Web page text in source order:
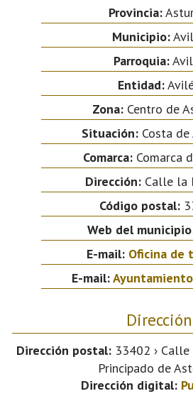
Provincia:
Municipio:
Parroquia:
Entidad:
Zona:Centro de
Situación: Costa
Comarca: Comarca
Dirección: Calle la
Código postal:
Web del
E-mail: Oficina de
E-mail:
Dirección
Dirección postal: 33402 ›
Principado de
Dirección digital: